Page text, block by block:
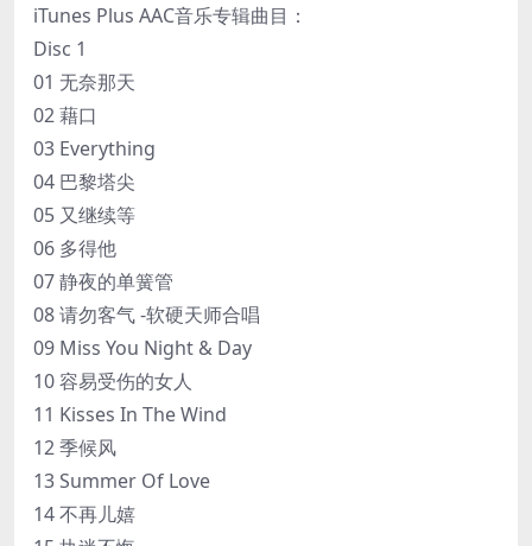
iTunes Plus AAC音乐专辑曲目：
Disc 1
01 无奈那天
02 藉口
03 Everything
04 巴黎塔尖
05 又继续等
06 多得他
07 静夜的单簧管
08 请勿客气 -软硬天师合唱
09 Miss You Night & Day
10 容易受伤的女人
11 Kisses In The Wind
12 季候风
13 Summer Of Love
14 不再儿嬉